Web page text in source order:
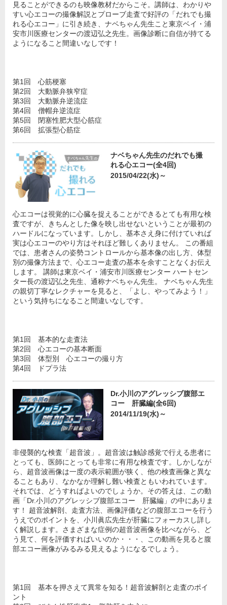
見ることができるのも映像教材だからこそ。講師は、わかりや
すい心エコーの撮像解説とプローブ走査で好評の「だれでも撮
れる心エコー」に引き続き、ナベちゃん先生こと東京ベイ・浦
安市川医療センターの渡辺弘之先生。画像診断に自信が持てる
ようになること間違いなしです！
第1回 心筋梗塞
第2回 大動脈弁狭窄症
第3回 大動脈弁逆流症
第4回 僧帽弁逆流症
第5回 閉塞性肥大型心筋症
第6回 拡張型心筋症
ナベちゃん先生のだれでも撮
れる心エコー(全4回)
2015/04/22(水)～
心エコーは視覚的に心臓を捉えることができるとても有用な検
査ですが、きちんとした像を映し出せないということが最初の
ハードルになっています。しかし、基本さえ身に付けていれば
実は心エコーのやり方はそれほど難しくありません。 この番組
では、患者さんの姿勢コントロールから基本像の出し方、体型
別の撮像方法まで、心エコー走査の基本を余すことなくお伝え
します。 講師は東京ベイ・浦安市川医療センター ハートセン
ター長の渡辺弘之先生、通称ナベちゃん先生。 ナベちゃん先生
の親切丁寧なレクチャーを見ると、「よし、やってみよう！」
という気持ちになること間違いなしです。
第1回 基本的な走査法
第2回 心エコーの基本断面
第3回 体型別 心エコーの撮り方
第4回 ドプラ法
Dr.小川のアグレッシブ腹部エ
コー 肝臓編(全6回)
2014/11/19(水)～
非侵襲的な検査「超音波」。超音波は触診感覚で行える患者に
とっても、医師にとっても非常に有用な検査です。しかしなが
ら、超音波画像は一度の表示範囲が狭く、他の検査画像と異な
ることもあり、なかなか理解し難い検査ともいわれています。
それでは、どうすればよいのでしょうか。その答えは、この動
画「Dr.小川のアグレッシブ腹部エコー 肝臓編」の中にありま
す！ 超音波解剖、走査方法、画像評価などの腹部エコーを行う
うえでのポイントを、小川眞広先生が肝臓にフォーカスし詳し
く解説します。さまざまな症例の超音波画像を比べながら、ど
う見て、何を評価すればいいのか・・・、この動画を見ると腹
部エコー画像がみるみる見えるようになるでしょう。
第1回 基本を押さえて異常を知る！超音波解剖と走査のポイ
ント